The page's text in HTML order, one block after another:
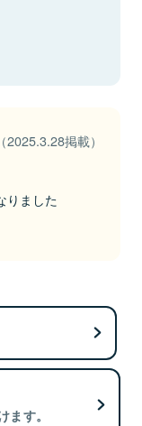
（2025.3.28掲載）
りました
す。